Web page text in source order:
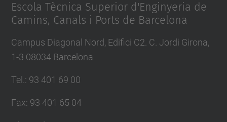
Escola Tècnica Superior d'Enginyeria de
Camins, Canals i Ports de Barcelona
Campus Diagonal Nord, Edifici C2. C. Jordi Girona,
1-3 08034 Barcelona
Tel.: 93 401 69 00
Fax: 93 401 65 04